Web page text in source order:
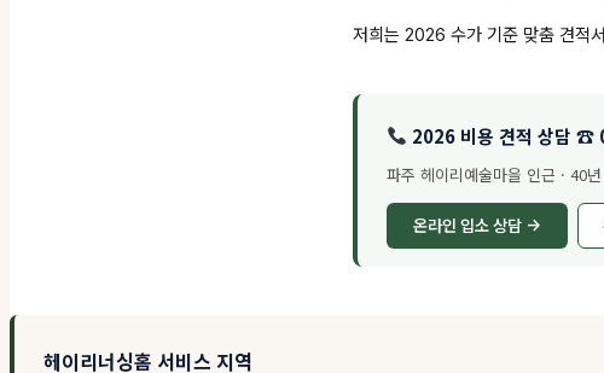
저희는 2026 수가 기준 맞춤 견적
2026 비용 견적 상담
파주 헤이리예술마을 인근 · 40
온라인 입소 상담 →
헤이리너싱홈 서비스 지역